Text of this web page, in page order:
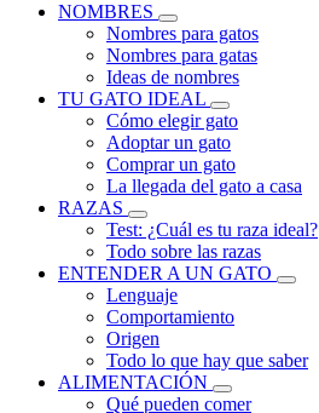
NOMBRES
Nombres para gatos
Nombres para gatas
Ideas de nombres
TU GATO IDEAL
Cómo elegir gato
Adoptar un gato
Comprar un gato
La llegada del gato a casa
RAZAS
Test: ¿Cuál es tu raza ideal?
Todo sobre las razas
ENTENDER A UN GATO
Lenguaje
Comportamiento
Origen
Todo lo que hay que saber
ALIMENTACIÓN
Qué pueden comer